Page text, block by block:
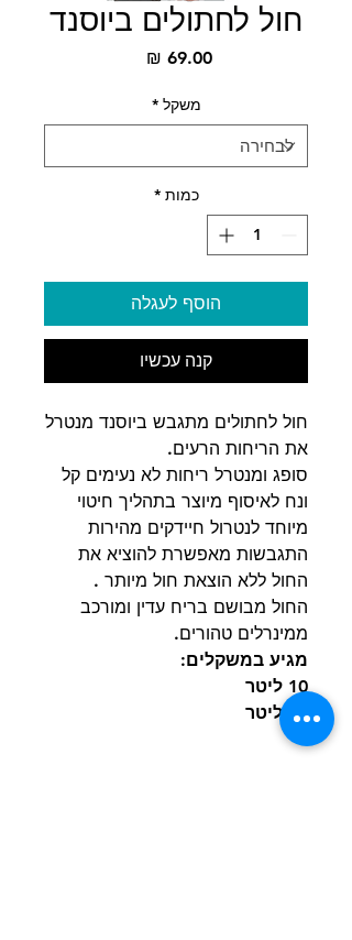
חול לחתולים ביוסנד
‏69.00 ‏₪
משקל *
כמות *
הוסף לעגלה
קנה עכשיו
חול לחתולים מתגבש ביוסנד מנטרל
את הריחות הרעים.
סופג ומנטרל ריחות לא נעימים קל
ונח לאיסוף מיוצר בתהליך חיטוי
מיוחד לנטרול חיידקים מהירות
התגבשות מאפשרת להוציא את
החול ללא הוצאת חול מיותר .
החול מבושם בריח עדין ומורכב
ממינרלים טהורים.
מגיע במשקלים:
10 ליטר
15 ליטר